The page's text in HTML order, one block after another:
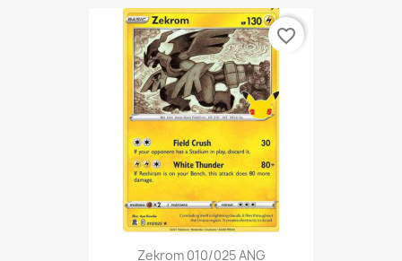
Zekrom 010/025 ANG
favorite_border